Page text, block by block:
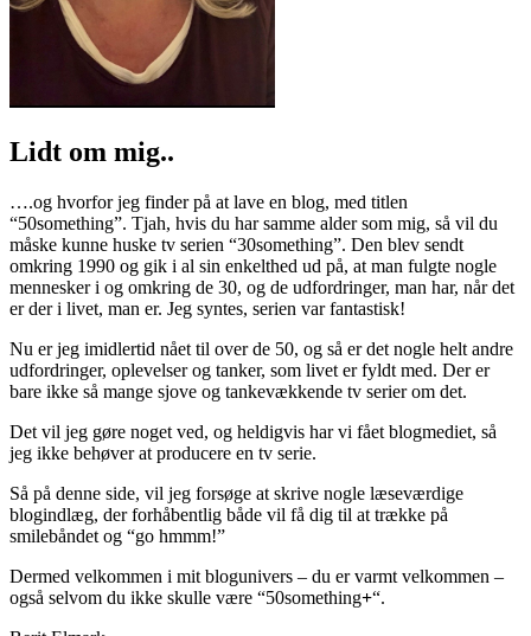
Lidt om mig..
….og hvorfor jeg finder på at lave en blog, med titlen
“50something”. Tjah, hvis du har samme alder som mig, så vil du
måske kunne huske tv serien “30something”. Den blev sendt
omkring 1990 og gik i al sin enkelthed ud på, at man fulgte nogle
mennesker i og omkring de 30, og de udfordringer, man har, når det
er der i livet, man er. Jeg syntes, serien var fantastisk!
Nu er jeg imidlertid nået til over de 50, og så er det nogle helt andre
udfordringer, oplevelser og tanker, som livet er fyldt med. Der er
bare ikke så mange sjove og tankevækkende tv serier om det.
Det vil jeg gøre noget ved, og heldigvis har vi fået blogmediet, så
jeg ikke behøver at producere en tv serie.
Så på denne side, vil jeg forsøge at skrive nogle læseværdige
blogindlæg, der forhåbentlig både vil få dig til at trække på
smilebåndet og “go hmmm!”
Dermed velkommen i mit blogunivers – du er varmt velkommen –
også selvom du ikke skulle være “50something+“.